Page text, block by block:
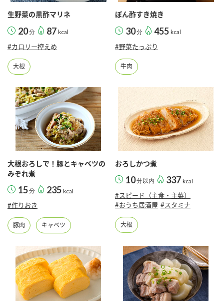
生野菜の黒酢マリネ
20分 87 kcal
#カロリー控えめ
大根
ぽん酢すき焼き
30分 455 kcal
#野菜たっぷり
牛肉
大根おろしで！豚とキャベツの
みぞれ煮
15分 235 kcal
#作りおき
豚肉 キャベツ
おろしかつ煮
10分以内 337 kcal
#スピード（主食・主菜）
#おうち居酒屋 #スタミナ
大根